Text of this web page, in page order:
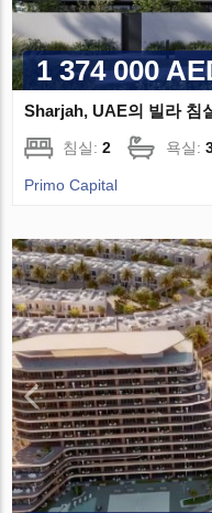
1 374 000
Sharjah, UAE의 빌라 침
침실:2 욕실:
Primo Capital